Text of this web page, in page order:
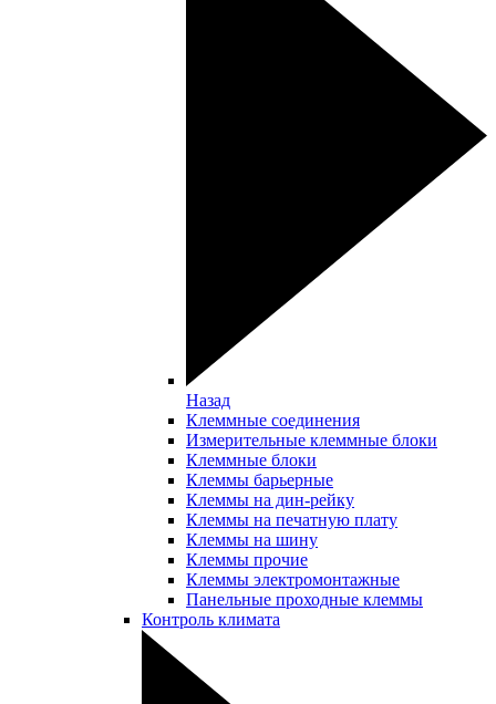
Назад
Клеммные соединения
Измерительные клеммные блоки
Клеммные блоки
Клеммы барьерные
Клеммы на дин-рейку
Клеммы на печатную плату
Клеммы на шину
Клеммы прочие
Клеммы электромонтажные
Панельные проходные клеммы
Контроль климата